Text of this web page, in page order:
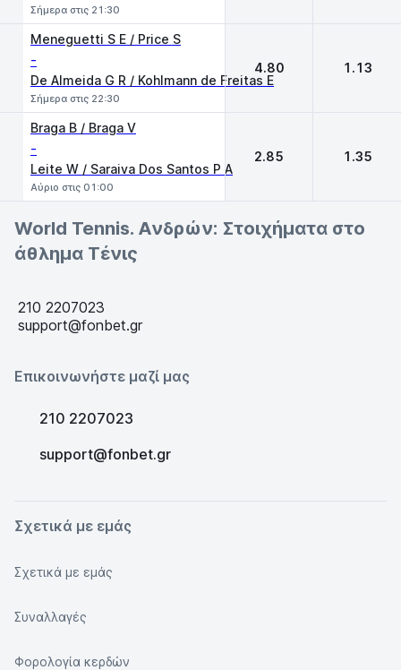
Σήμερα στις 21:30
Meneguetti S E / Price S
-
De Almeida G R / Kohlmann de Freitas E
Σήμερα στις 22:30
4.80 1.13
Braga B / Braga V
-
Leite W / Saraiva Dos Santos P A
Αύριο στις 01:00
2.85 1.35
World Tennis. Ανδρών: Στοιχήματα στο
άθλημα Τένις
210 2207023
support@fonbet.gr
Επικοινωνήστε μαζί μας
210 2207023
support@fonbet.gr
Σχετικά με εμάς
Σχετικά με εμάς
Συναλλαγές
Φορολογία κερδών